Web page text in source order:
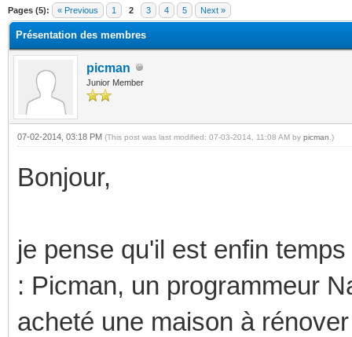
Pages (5): « Previous 1 2 3 4 5 Next »
Présentation des membres
picman
Junior Member
07-02-2014, 03:18 PM (This post was last modified: 07-03-2014, 11:08 AM by picman .)
Bonjour,
je pense qu'il est enfin
: Picman, un programmeur
acheté une maison à